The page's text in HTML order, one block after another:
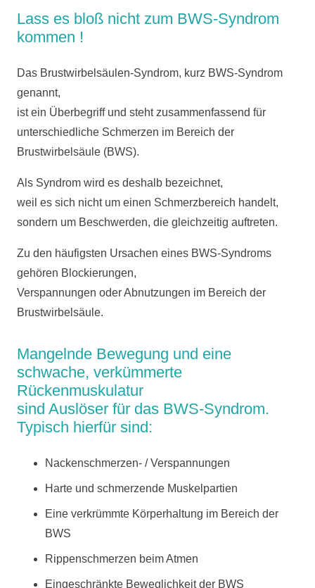
Lass es bloß nicht zum BWS-Syndrom
kommen !
Das Brustwirbelsäulen-Syndrom, kurz BWS-Syndrom
genannt,
ist ein Überbegriff und steht zusammenfassend für
unterschiedliche Schmerzen im Bereich der
Brustwirbelsäule (BWS).
Als Syndrom wird es deshalb bezeichnet,
weil es sich nicht um einen Schmerzbereich handelt,
sondern um Beschwerden, die gleichzeitig auftreten.
Zu den häufigsten Ursachen eines BWS-Syndroms
gehören Blockierungen,
Verspannungen oder Abnutzungen im Bereich der
Brustwirbelsäule.
Mangelnde Bewegung und eine
schwache, verkümmerte
Rückenmuskulatur
sind Auslöser für das BWS-Syndrom.
Typisch hierfür sind:
Nackenschmerzen- / Verspannungen
Harte und schmerzende Muskelpartien
Eine verkrümmte Körperhaltung im Bereich der
BWS
Rippenschmerzen beim Atmen
Eingeschränkte Beweglichkeit der BWS